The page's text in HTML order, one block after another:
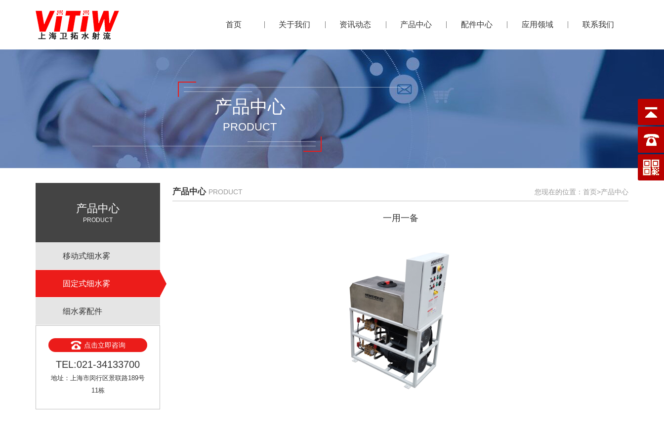
首页 关于我们 资讯动态 产品中心 配件中心 应用领域 联系我们
产品中心
PRODUCT
产品中心
PRODUCT
移动式细水雾
固定式细水雾
细水雾配件
点击立即咨询
TEL:021-34133700
地址：上海市闵行区景联路189号
11栋
产品中心 PRODUCT 您现在的位置： 首页>产品中心
一用一备